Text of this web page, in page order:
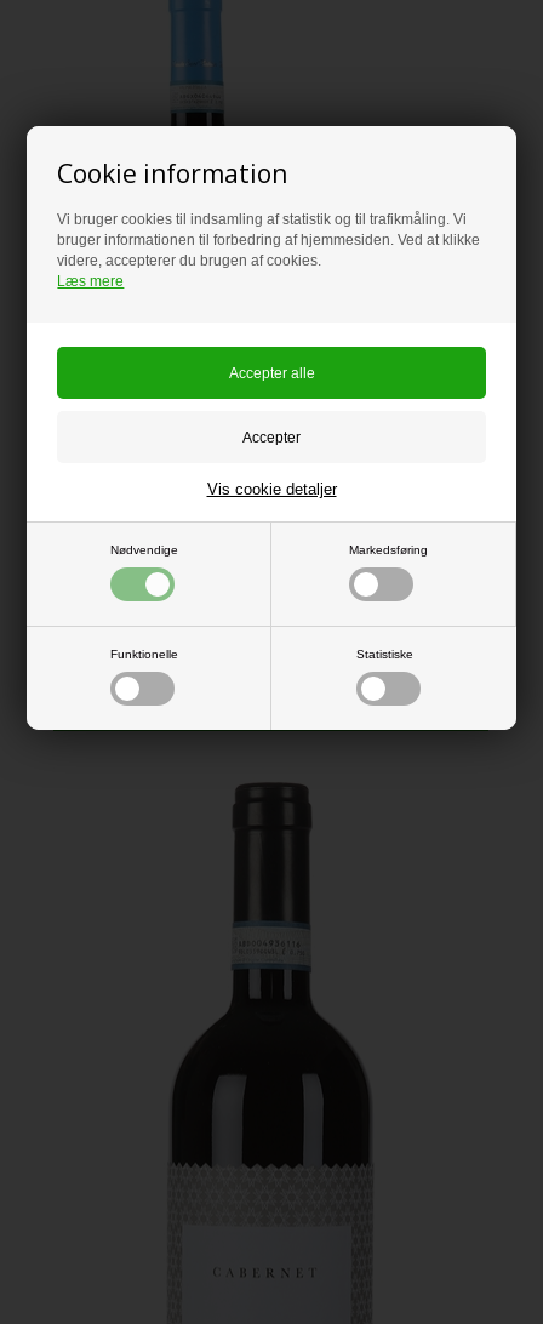
Cookie information
Vi bruger cookies til indsamling af statistik og til trafikmåling. Vi
bruger informationen til forbedring af hjemmesiden. Ved at klikke
videre, accepterer du brugen af cookies.
Læs mere
Nødvendige Markedsføring
Funktionelle Statistiske
Vis cookie detaljer
Valpolicella DOC Nanfré
En dejlig let og krydret rødvin fra Valpolicella, perfekt til
125,00 DKK